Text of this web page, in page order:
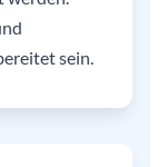
sein.